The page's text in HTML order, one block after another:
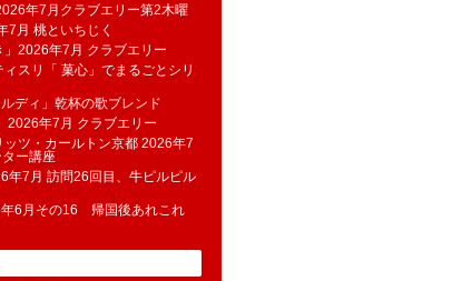
年7月クラブエリー第2木曜
7月 桃といちじく
2026年7月 クラブエリー
スリ「 菓​心」でまるごとシリ
ディ」乾杯の歌ブレンド
2026年7月 クラブエリー
ツ・カールトン京都 2026年7
ー講座
年7月 訪問26回目、牛ピルピル
年6月その16 帰国後あれこれ